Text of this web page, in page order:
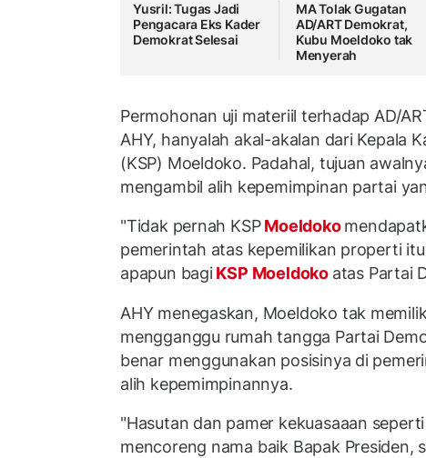
Yusril: Tugas Jadi
Pengacara Eks Kader
Demokrat Selesai
MA Tolak Gugatan
AD/ART Demokrat,
Kubu Moeldoko tak
Menyerah
Permohonan uji materiil terhadap AD/
AHY, hanyalah akal-akalan dari Kepala
(KSP) Moeldoko. Padahal, tujuan
mengambil alih kepemimpinan partai
"Tidak pernah KSPMoeldoko
pemerintah atas kepemilikan properti
apapun bagiKSP Moeldoko atas Partai
AHY menegaskan, Moeldoko tak
mengganggu rumah tangga Partai
benar menggunakan posisinya di
alih kepemimpinannya.
"Hasutan dan pamer kekuasaaan
mencoreng nama baik Bapak Presiden,